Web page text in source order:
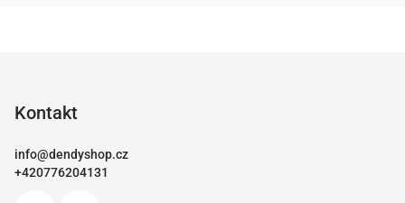
Kontakt
info@dendyshop.cz
+420776204131